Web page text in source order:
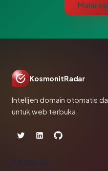
Mulai
KosmonitRadar
Intelijen domain otomatis
untuk web terbuka.
PRODUK